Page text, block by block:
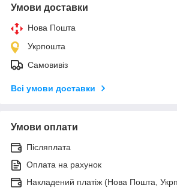
Умови доставки
Нова Пошта
Укрпошта
Самовивіз
Всі умови доставки
Умови оплати
Післяплата
Оплата на рахунок
Накладений платіж (Нова Пошта,